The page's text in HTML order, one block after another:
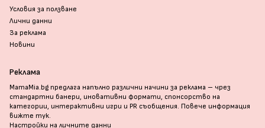
Условия за ползване
Лични данни
За реклама
Новини
Реклама
MamaMia.bg предлага напълно различни начини за реклама – чрез
стандартни банери, иновативни формати, спонсорство на
категории, интерактивни игри и PR съобщения. Повече информация
вижте тук.
Настройки на личните данни